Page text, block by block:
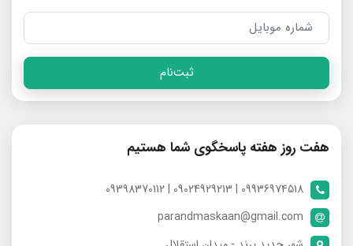
ثبت‌نام
هفت روز هفته پاسخگوی شما هستیم
09936974518 | 09024929213 | 09398370112
parandmaskaan@gmail.com